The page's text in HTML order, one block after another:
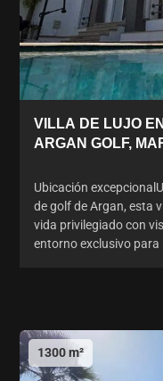
VILLA DE LUJO
ARGAN GOLF,
Ubicación
de golf de Argan, esta
vida privilegiado con
entorno exclusivo para
1300 m²